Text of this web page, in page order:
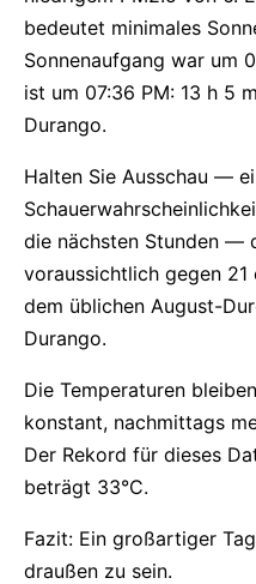
bedeutet minimales
Sonnenaufgang war um
ist um 07:36 PM: 13 h 5
Durango.
Halten Sie Ausschau —
die nächsten Stunden —
voraussichtlich gegen 21
dem üblichen August-
Durango.
Die Temperaturen
konstant, nachmittags
Der Rekord für dieses
beträgt 33°C.
Fazit: Ein großartiger
draußen zu sein.